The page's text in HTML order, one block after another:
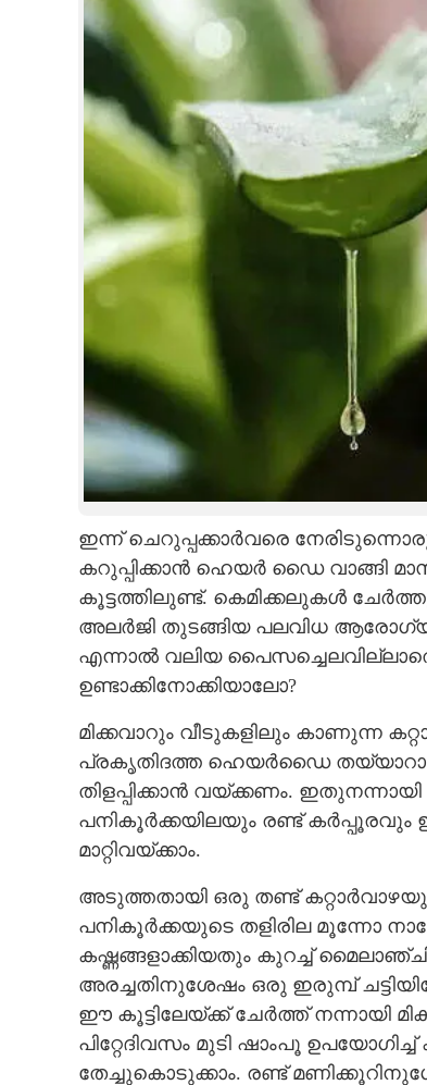
LIFESTYLE
SPIRITUAL
CARTOONS
LITERATURE
CONTACT US
ഇന്ന് ചെറുപ്പക്കാർവരെ
കറുപ്പിക്കാൻ ഹെയർ ഡൈ വാങ്ങി
കൂട്ടത്തിലുണ്ട്. കെമിക്കലുകൾ
അലർജി തുടങ്ങിയ പലവിധ
എന്നാൽ വലിയ
ഉണ്ടാക്കിനോക്കിയാലോ?
മിക്കവാറും വീടുകളിലും കാണുന്ന
പ്രകൃതിദത്ത ഹെയർഡൈ
തിളപ്പിക്കാൻ വയ്ക്കണം.
പനികൂർക്കയിലയും രണ്ട് കർപ്പൂരവും
മാറ്റിവയ്ക്കാം.
അടുത്തതായി ഒരു തണ്ട്
പനികൂർക്കയുടെ തളിരില മൂന്നോ
കഷ്ണങ്ങളാക്കിയതും കുറച്ച്
അരച്ചതിനുശേഷം ഒരു ഇരുമ്പ്
ഈ കൂട്ടിലേയ്ക്ക് ചേർത്ത് നന്നായി
പിറ്റേദിവസം മുടി ഷാംപൂ
തേച്ചുകൊടുക്കാം. രണ്ട്